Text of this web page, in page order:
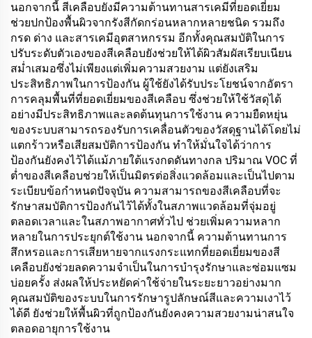
นอกจากนี้ สีเคลือบยังมีความต้านทานสารเคมีที่ยอดเยี่ยม
ช่วยปกป้องพื้นผิวจากรังสีกัดกร่อนหลากหลายชนิด รวมถึง
กรด ด่าง และสารเคมีอุตสาหกรรม อีกทั้งคุณสมบัติในการ
ปรับระดับตัวเองของสีเคลือบยังช่วยให้ได้ผิวสัมผัสเรียบเนียน
สม่ำเสมอซึ่งไม่เพียงแต่เพิ่มความสวยงาม แต่ยังเสริม
ประสิทธิภาพในการป้องกัน ผู้ใช้ยังได้รับประโยชน์จากอัตรา
การคลุมพื้นที่ที่ยอดเยี่ยมของสีเคลือบ ซึ่งช่วยให้ใช้วัสดุได้
อย่างมีประสิทธิภาพและลดต้นทุนการใช้งาน ความยืดหยุ่น
ของระบบสามารถรองรับการเคลื่อนตัวของวัสดุฐานได้โดยไม่
แตกร้าวหรือเสียสมบัติการป้องกัน ทำให้มั่นใจได้ว่าการ
ป้องกันยังคงไว้ได้แม้ภายใต้แรงกดดันทางกล ปริมาณ VOC ที่
ต่ำของสีเคลือบช่วยให้เป็นมิตรต่อสิ่งแวดล้อมและเป็นไปตาม
ระเบียบข้อกำหนดปัจจุบัน ความสามารถของสีเคลือบที่จะ
รักษาสมบัติการป้องกันไว้ได้ทั้งในสภาพแวดล้อมที่จุ่มอยู่
ตลอดเวลาและในสภาพอากาศทั่วไป ช่วยเพิ่มความหลาก
หลายในการประยุกต์ใช้งาน นอกจากนี้ ความต้านทานการ
สึกหรอและการเสียหายจากแรงกระแทกที่ยอดเยี่ยมของสี
เคลือบยังช่วยลดความจำเป็นในการบำรุงรักษาและซ่อมแซม
บ่อยครั้ง ส่งผลให้ประหยัดค่าใช้จ่ายในระยะยาวอย่างมาก
คุณสมบัติของระบบในการรักษารูปลักษณ์สีและความเงาไว้
ได้ดี ยังช่วยให้พื้นผิวที่ถูกป้องกันยังคงความสวยงามน่าสนใจ
ตลอดอายุการใช้งาน